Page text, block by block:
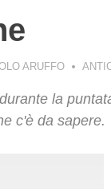
ARUFFO
la
c'è da sapere.